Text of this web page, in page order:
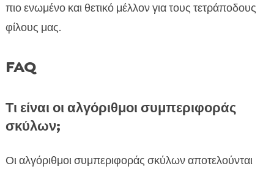
πιο ενωμένο και θετικό μέλλον για τους τετράποδους
φίλους μας.
FAQ
Τι είναι οι αλγόριθμοι συμπεριφοράς
σκύλων;
Οι αλγόριθμοι συμπεριφοράς σκύλων αποτελούνται